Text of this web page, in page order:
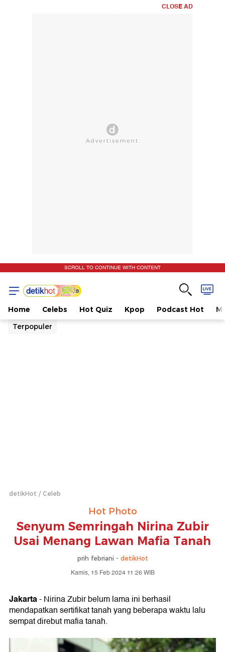
CLOSE AD
SCROLL TO CONTINUE WITH CONTENT
Home Celebs Hot Quiz Kpop Podcast Hot
Terpopuler
detikHot Celeb
Hot Photo
Senyum Semringah Nirina Zubir
Usai Menang Lawan Mafia Tanah
prih febriani - detikHot
Kamis, 15 Feb 2024 11:26 WIB
Jakarta- Nirina Zubir belum lama ini berhasil
mendapatkan sertifikat tanah yang beberapa waktu lalu
sempat direbut mafia tanah.